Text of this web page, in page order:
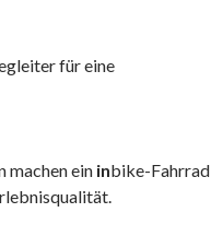
für eine
machen ein inbike-Fahrrad